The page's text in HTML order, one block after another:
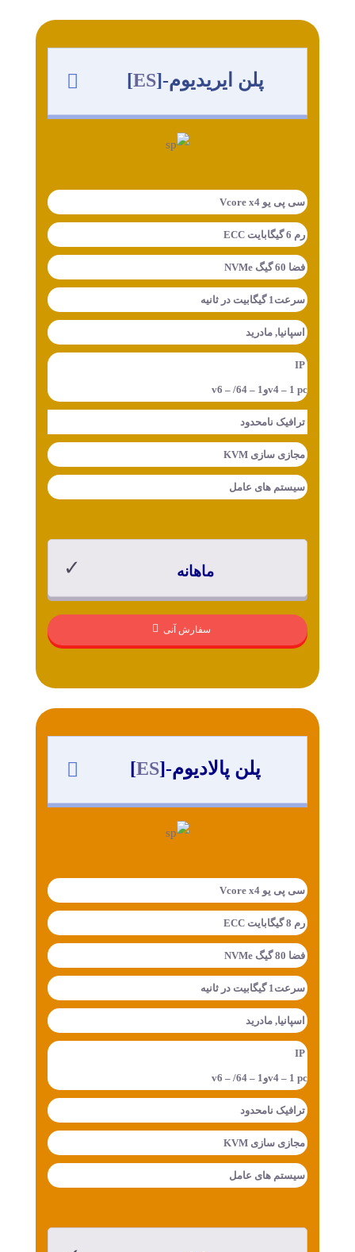
پلن ایریدیوم-[ES
]
سی پی یو Vcore x4
رم 6 گیگابایت ECC
فضا 60 گیگ NVMe
سرعت1 گیگابیت در ثانیه
اسپانیا, مادرید
IP
v4 – 1 pcوv6 – /64 – 1
ترافیک نامحدود
مجازی سازی KVM
سیستم های عامل
ماهانه
سفارش آنی
پلن پالادیوم-[ES
]
سی پی یو Vcore x4
رم 8 گیگابایت ECC
فضا 80 گیگ NVMe
سرعت1 گیگابیت در ثانیه
اسپانیا, مادرید
IP
v4 – 1 pcوv6 – /64 – 1
ترافیک نامحدود
مجازی سازی KVM
سیستم های عامل